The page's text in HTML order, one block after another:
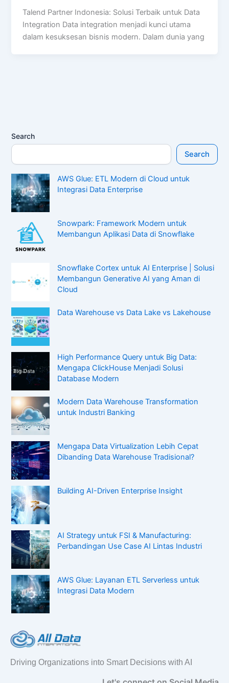
Talend Partner Indonesia: Solusi Terbaik untuk Data
Integration Data integration menjadi kunci utama
dalam kesuksesan bisnis modern. Dalam dunia yang
Search
Search
AWS Glue: ETL Modern di Cloud untuk
Integrasi Data Enterprise
Snowpark: Framework Modern untuk
Membangun Aplikasi Data di Snowflake
Snowflake Cortex untuk AI Enterprise | Solusi
Membangun Generative AI yang Aman di
Cloud
Data Warehouse vs Data Lake vs Lakehouse
High Performance Query untuk Big Data:
Mengapa ClickHouse Menjadi Solusi
Database Modern
Modern Data Warehouse Transformation
untuk Industri Banking
Mengapa Data Virtualization Lebih Cepat
Dibanding Data Warehouse Tradisional?
Building AI-Driven Enterprise Insight
AI Strategy untuk FSI & Manufacturing:
Perbandingan Use Case AI Lintas Industri
AWS Glue: Layanan ETL Serverless untuk
Integrasi Data Modern
Driving Organizations into Smart Decisions with AI